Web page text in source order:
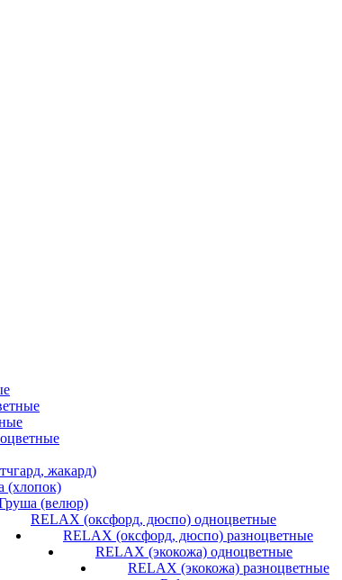
жакард)
(хлопок)
(велюр)
RELAX (оксфорд, дюспо) одноцветные
RELAX (оксфорд, дюспо) разноцветные
RELAX (экокожа) одноцветные
RELAX (экокожа) разноцветные